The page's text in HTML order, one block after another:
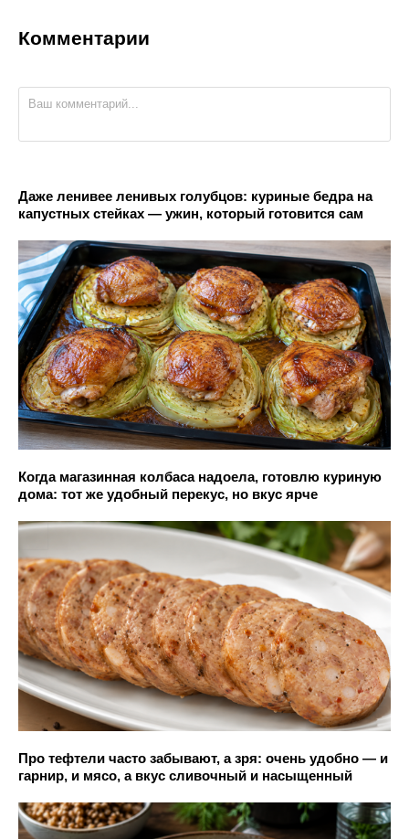
Комментарии
Даже ленивее ленивых голубцов: куриные бедра на
капустных стейках — ужин, который готовится сам
Когда магазинная колбаса надоела, готовлю куриную
дома: тот же удобный перекус, но вкус ярче
Про тефтели часто забывают, а зря: очень удобно — и
гарнир, и мясо, а вкус сливочный и насыщенный